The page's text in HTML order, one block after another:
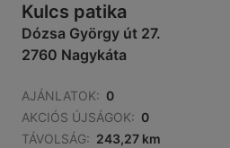
Kulcs patika
Dózsa György út 27.
2760 Nagykáta
AJÁNLATOK: 0
AKCIÓS ÚJSÁGOK: 0
TÁVOLSÁG: 243,27 km